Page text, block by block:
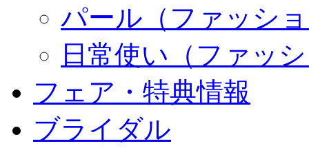
パール（ファッシ
日常使い（ファッ
フェア・特典情報
ブライダル